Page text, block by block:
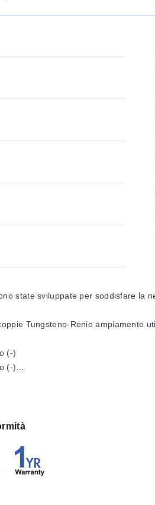
state sviluppate per soddisfare la
Tungsteno-Renio ampiamente
(-)
(-)
a un piede di filo positivo